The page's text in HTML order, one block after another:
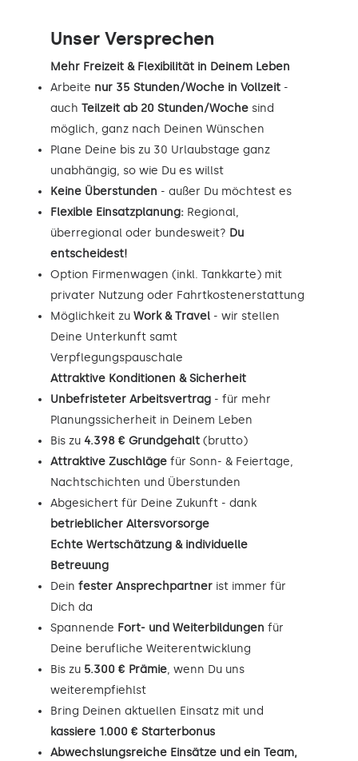
Unser Versprechen
Mehr Freizeit & Flexibilität in Deinem Leben
Arbeite nur 35 Stunden/Woche in Vollzeit -
auch Teilzeit ab 20 Stunden/Woche sind
möglich, ganz nach Deinen Wünschen
Plane Deine bis zu 30 Urlaubstage ganz
unabhängig, so wie Du es willst
Keine Überstunden - außer Du möchtest es
Flexible Einsatzplanung: Regional,
überregional oder bundesweit? Du
entscheidest!
Option Firmenwagen (inkl. Tankkarte) mit
privater Nutzung oder Fahrtkostenerstattung
Möglichkeit zu Work & Travel - wir stellen
Deine Unterkunft samt
Verpflegungspauschale
Attraktive Konditionen & Sicherheit
Unbefristeter Arbeitsvertrag - für mehr
Planungssicherheit in Deinem Leben
Bis zu 4.398 € Grundgehalt (brutto)
Attraktive Zuschläge für Sonn- & Feiertage,
Nachtschichten und Überstunden
Abgesichert für Deine Zukunft - dank
betrieblicher Altersvorsorge
Echte Wertschätzung & individuelle
Betreuung
Dein fester Ansprechpartner ist immer für
Dich da
Spannende Fort- und Weiterbildungen für
Deine berufliche Weiterentwicklung
Bis zu 5.300 € Prämie, wenn Du uns
weiterempfiehlst
Bring Deinen aktuellen Einsatz mit und
kassiere 1.000 € Starterbonus
Abwechslungsreiche Einsätze und ein Team,